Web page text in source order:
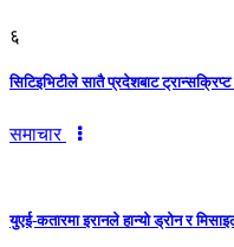
६
सिटिइभिटीले सातै प्रदेशबाट
समाचार
युएई-कतारमा इरानले हान्यो ड्रोन र